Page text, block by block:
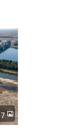
7